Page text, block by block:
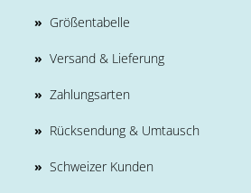
» Größentabelle
» Versand & Lieferung
» Zahlungsarten
» Rücksendung & Umtausch
» Schweizer Kunden